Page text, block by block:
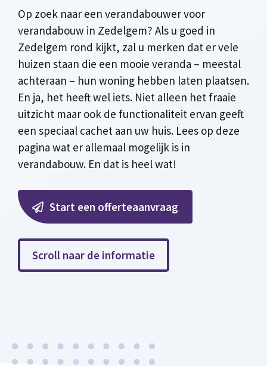
Op zoek naar een verandabouwer voor
verandabouw in Zedelgem? Als u goed in
Zedelgem rond kijkt, zal u merken dat er vele
huizen staan die een mooie veranda – meestal
achteraan – hun woning hebben laten plaatsen.
En ja, het heeft wel iets. Niet alleen het fraaie
uitzicht maar ook de functionaliteit ervan geeft
een speciaal cachet aan uw huis. Lees op deze
pagina wat er allemaal mogelijk is in
verandabouw. En dat is heel wat!
Start een offerteaanvraag
Scroll naar de informatie